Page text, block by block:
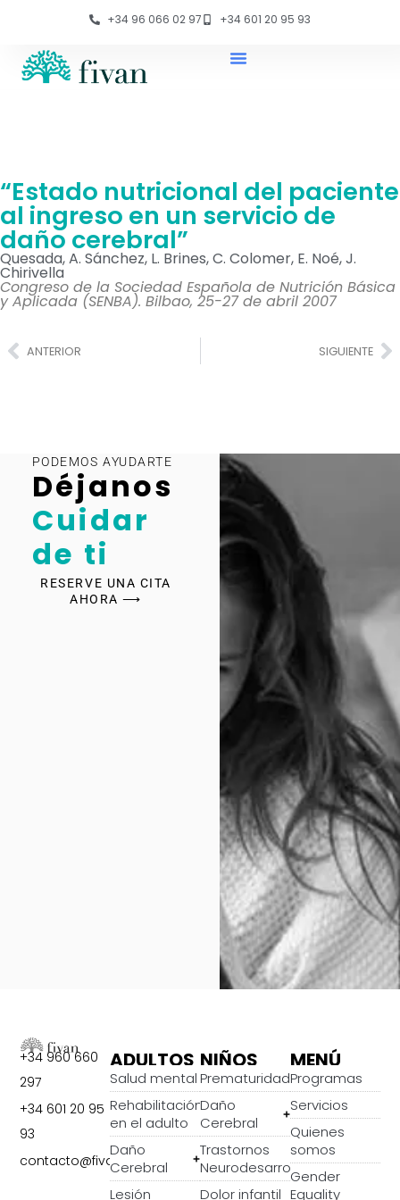
+34 96 066 02 97 +34 601 20 95 93
“Estado nutricional del paciente
al ingreso en un servicio de
daño cerebral”
Quesada, A. Sánchez, L. Brines, C. Colomer, E. Noé, J.
Chirivella
Congreso de la Sociedad Española de Nutrición Básica
y Aplicada (SENBA). Bilbao, 25-27 de abril 2007
ANTERIOR SIGUIENTE
PODEMOS AYUDARTE
Déjanos
Cuidar
de ti
RESERVE UNA CITA
AHORA ⟶
+34 960 660
297
+34 601 20 95
93
contacto@fivan.org
ADULTOS
Salud mental
Rehabilitación
en el adulto
Daño
Cerebral
Lesión
NIÑOS
Prematuridad
Daño
Cerebral
Trastornos
Neurodesarrollo
Dolor infantil
MENÚ
Programas
Servicios
Quienes
somos
Gender
Equality